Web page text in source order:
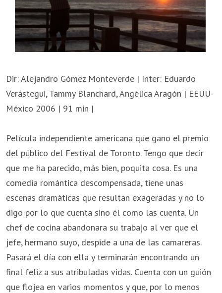
Dir: Alejandro Gómez Monteverde | Inter: Eduardo
Verástegui, Tammy Blanchard, Angélica Aragón | EEUU-
México 2006 | 91 min |
Película independiente americana que gano el premio
del público del Festival de Toronto. Tengo que decir
que me ha parecido, más bien, poquita cosa. Es una
comedia romántica descompensada, tiene unas
escenas dramáticas que resultan exageradas y no lo
digo por lo que cuenta sino él como las cuenta. Un
chef de cocina abandonara su trabajo al ver que el
jefe, hermano suyo, despide a una de las camareras.
Pasará el día con ella y terminarán encontrando un
final feliz a sus atribuladas vidas. Cuenta con un guión
que flojea en varios momentos y que, por lo menos